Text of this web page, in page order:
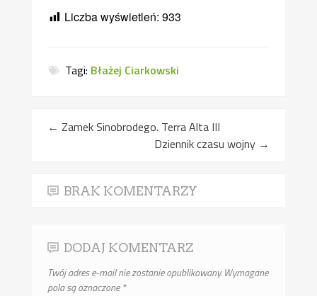
Liczba wyświetleń: 933
Tagi: Błażej Ciarkowski
← Zamek Sinobrodego. Terra Alta III
Dziennik czasu wojny →
BRAK KOMENTARZY
DODAJ KOMENTARZ
Twój adres e-mail nie zostanie opublikowany.Wymagane
pola są oznaczone*